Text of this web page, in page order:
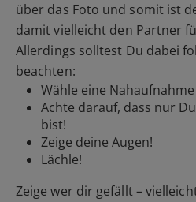
über das Foto und somit ist
damit vielleicht den Partner
Allerdings solltest Du dabei
beachten:
Wähle eine
Achte darauf, dass nur
bist!
Zeige deine Augen!
Lächle!
Zeige wer dir gefällt –